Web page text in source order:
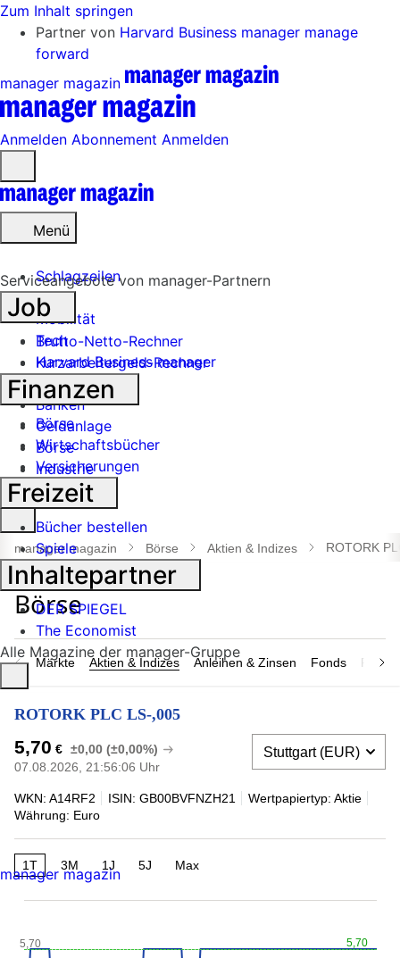
Zum Inhalt springen
Partner von Harvard Business manager manage
forward
manager magazin
Anmelden Abonnement Anmelden
öffnen
Menü
Schlagzeilen
Mobilität
Tech
Harvard Business manager
Handel
Banken
Geldanlage
Börse
Industrie
Suche
öffnen
manager magazin Börse Aktien & Indizes ROTORK
Märkte Aktien & Indizes Anleihen & Zinsen Fonds
ROTORK PLC LS-,005
5,70 € ±0,00 (±0,00%)
07.08.2026, 21:56:06 Uhr
WKN: A14RF2 ISIN: GB00BVFNZH21
Wertpapiertyp: Aktie
Währung: Euro
1T 3M 1J 5J Max
5,70
5,70
Serviceangebote von manager-Partnern
Job
Brutto-Netto-Rechner
Kurzarbeitergeld-Rechner
Finanzen
Börse
Wirtschaftsbücher
Versicherungen
Freizeit
Bücher bestellen
Spiele
Inhaltepartner
DER SPIEGEL
The Economist
Alle Magazine der manager-Gruppe
manager magazin